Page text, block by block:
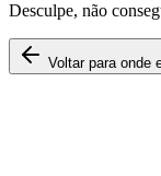
Desculpe, não
Voltar para onde